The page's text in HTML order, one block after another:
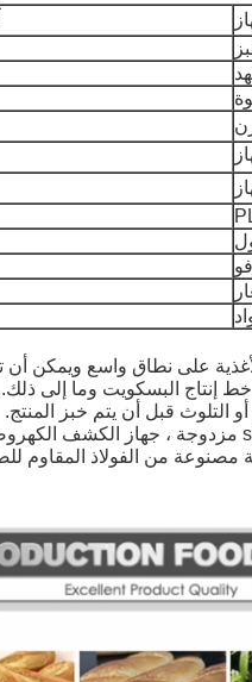
على نطاق واسع ويمكن أن
إنتاج البسكويت وما إلى
مصنوعة من الفولاذ المقاوم